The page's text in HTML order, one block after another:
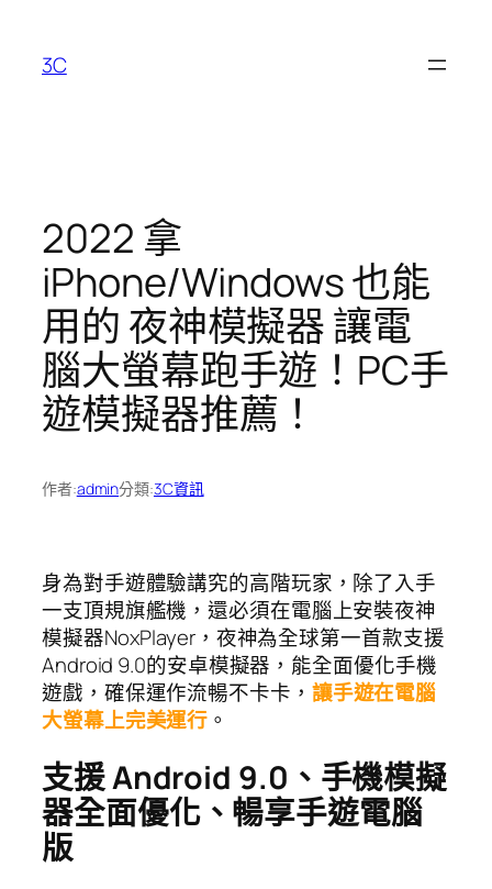
3C
2022 拿
iPhone/Windows 也能
用的 夜神模擬器 讓電
腦大螢幕跑手遊！PC手
遊模擬器推薦！
作者:admin分類:3C資訊
身為對手遊體驗講究的高階玩家，除了入手
一支頂規旗艦機，還必須在電腦上安裝夜神
模擬器NoxPlayer，夜神為全球第一首款支援
Android 9.0的安卓模擬器，能全面優化手機
遊戲，確保運作流暢不卡卡， 讓手遊在電腦
大螢幕上完美運行 。
支援Android 9.0 、手機模擬
器全面優化、暢享手遊電腦
版